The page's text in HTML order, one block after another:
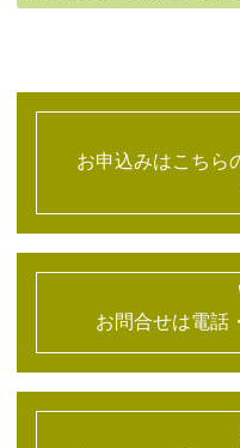
お申込みはこちら
お問合せは電話